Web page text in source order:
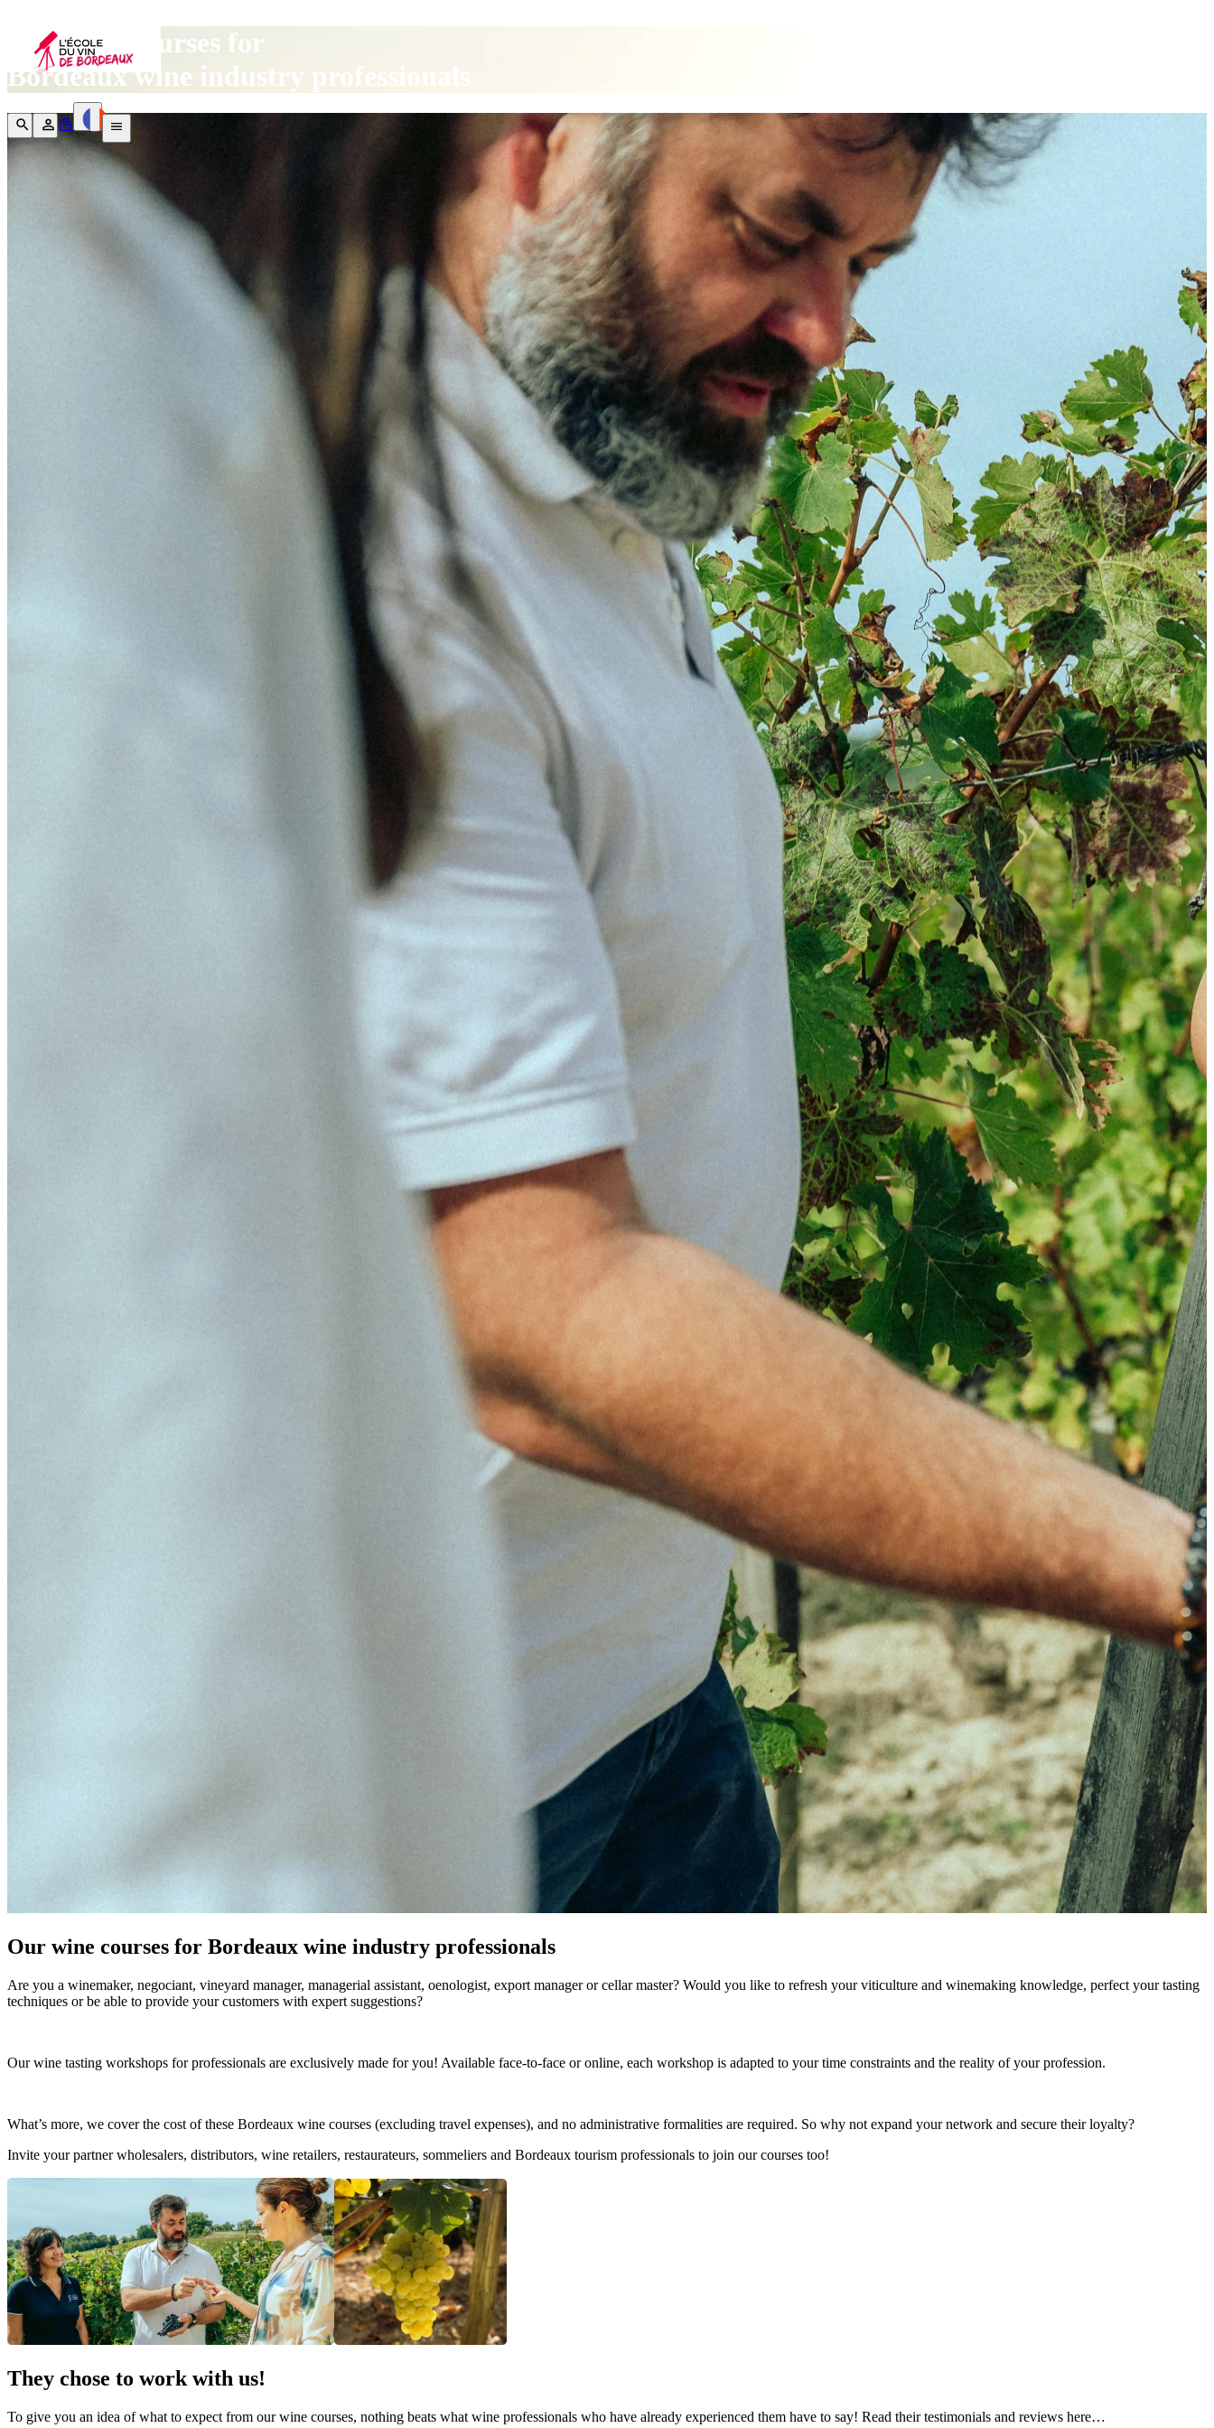
Our wine courses for
Bordeaux wine industry professionals
Our wine courses for Bordeaux wine industry professionals
Are you a winemaker, negociant, vineyard manager, managerial assistant, oenologist, export manager or cellar master? Would you like to refresh your viticulture and winemaking knowledge, perfect your tasting
techniques or be able to provide your customers with expert suggestions?
Our wine tasting workshops for professionals are exclusively made for you! Available face-to-face or online, each workshop is adapted to your time constraints and the reality of your profession.
What’s more, we cover the cost of these Bordeaux wine courses (excluding travel expenses), and no administrative formalities are required. So why not expand your network and secure their loyalty?
Invite your partner wholesalers, distributors, wine retailers, restaurateurs, sommeliers and Bordeaux tourism professionals to join our courses too!
They chose to work with us!
To give you an idea of what to expect from our wine courses, nothing beats what wine professionals who have already experienced them have to say! Read their testimonials and reviews here…